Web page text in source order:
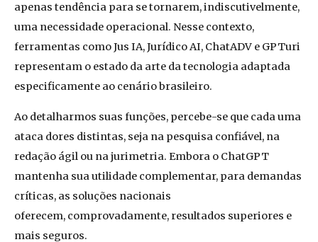
apenas tendência para se tornarem, indiscutivelmente,
uma necessidade operacional. Nesse contexto,
ferramentas como Jus IA, Jurídico AI, ChatADV e GPTuri
representam o estado da arte da tecnologia adaptada
especificamente ao cenário brasileiro.
Ao detalharmos suas funções, percebe-se que cada uma
ataca dores distintas, seja na pesquisa confiável, na
redação ágil ou na jurimetria. Embora o ChatGPT
mantenha sua utilidade complementar, para demandas
críticas, as soluções nacionais
oferecem, comprovadamente, resultados superiores e
mais seguros.